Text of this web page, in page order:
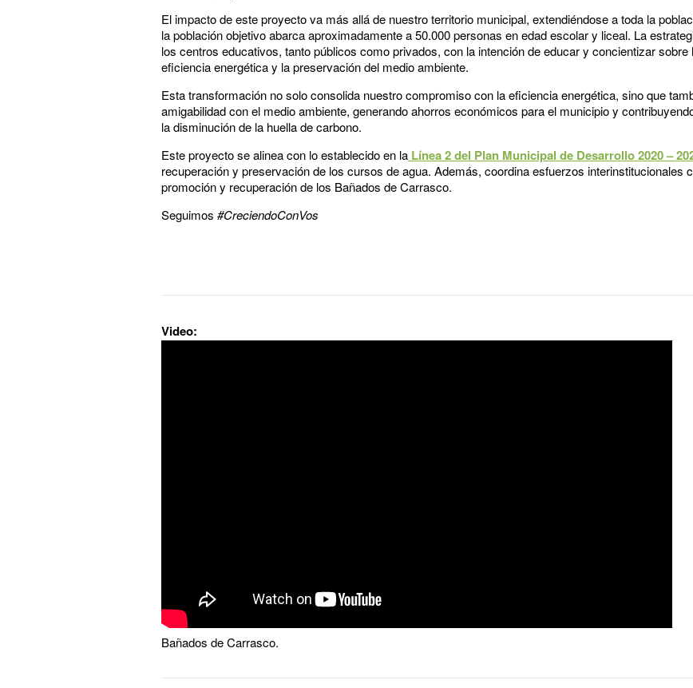
El impacto de este proyecto va más allá de nuestro territorio municipal, extendiéndose a toda la
la población objetivo abarca aproximadamente a 50.000 personas en edad escolar y liceal. La
los centros educativos, tanto públicos como privados, con la intención de educar y concientizar sobre
eficiencia energética y la preservación del medio ambiente.
Esta transformación no solo consolida nuestro compromiso con la eficiencia energética, sino que
amigabilidad con el medio ambiente, generando ahorros económicos para el municipio y
la disminución de la huella de carbono.
Este proyecto se alinea con lo establecido en la Línea 2 del Plan Municipal de Desarrollo 2020 –
recuperación y preservación de los cursos de agua. Además, coordina esfuerzos interinstitucionales
promoción y recuperación de los Bañados de Carrasco.
Seguimos #CreciendoConVos
Video:
Bañados de Carrasco.